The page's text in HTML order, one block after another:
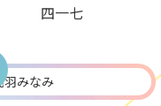
四一七